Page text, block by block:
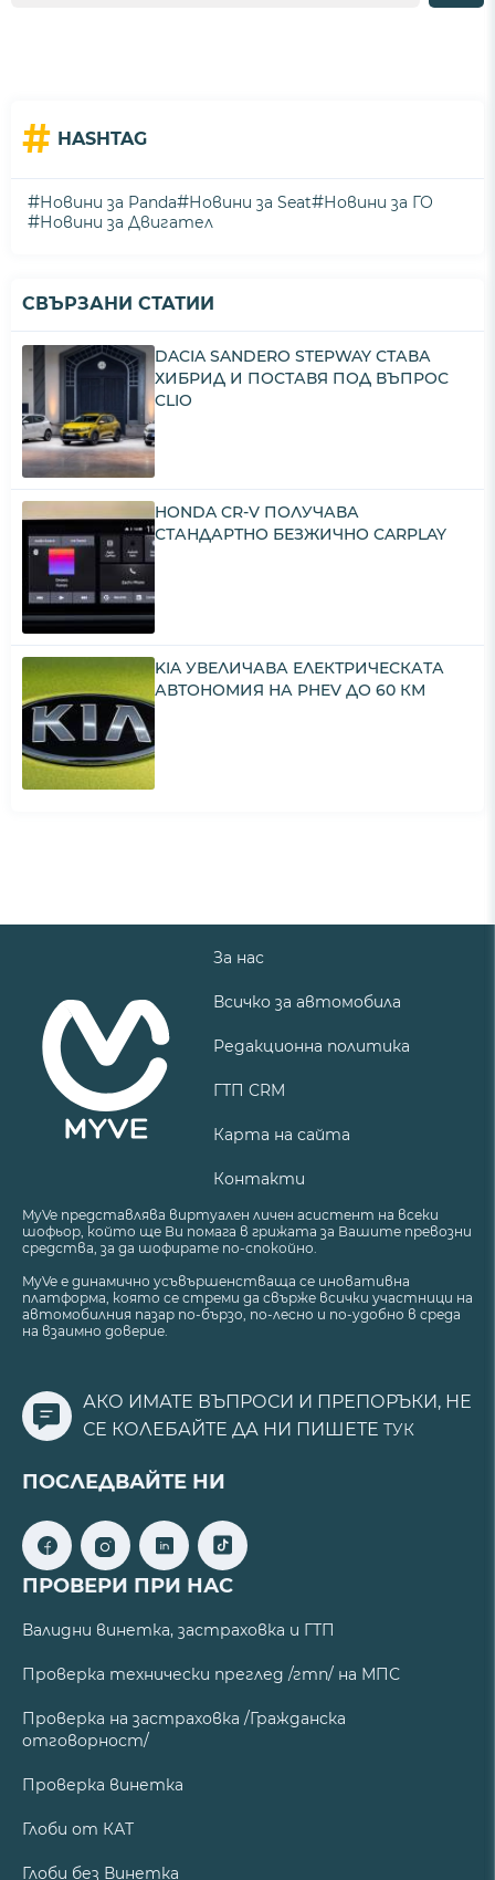
# HASHTAG
#Новини за Panda#Новини за Seat#Новини за ГО
#Новини за Двигател
СВЪРЗАНИ СТАТИИ
DACIA SANDERO STEPWAY СТАВА
ХИБРИД И ПОСТАВЯ ПОД ВЪПРОС
CLIO
HONDA CR-V ПОЛУЧАВА
СТАНДАРТНО БЕЗЖИЧНО CARPLAY
KIA УВЕЛИЧАВА ЕЛЕКТРИЧЕСКАТА
АВТОНОМИЯ НА PHEV ДО 60 КМ
За нас
Всичко за автомобила
Редакционна политика
ГТП CRM
Карта на сайта
Контакти
MyVe представлява виртуален личен асистент на всеки
шофьор, който ще Ви помага в грижата за Вашите превозни
средства, за да шофирате по-спокойно.
MyVe е динамично усъвършенстваща се иновативна
платформа, която се стреми да свърже всички участници на
автомобилния пазар по-бързо, по-лесно и по-удобно в среда
на взаимно доверие.
АКО ИМАТЕ ВЪПРОСИ И ПРЕПОРЪКИ, НЕ
СЕ КОЛЕБАЙТЕ ДА НИ ПИШЕТЕ ТУК
ПОСЛЕДВАЙТЕ НИ
ПРОВЕРИ ПРИ НАС
Валидни винетка, застраховка и ГТП
Проверка технически преглед /гтп/ на МПС
Проверка на застраховка /Гражданска
отговорност/
Проверка винетка
Глоби от КАТ
Глоби без Винетка